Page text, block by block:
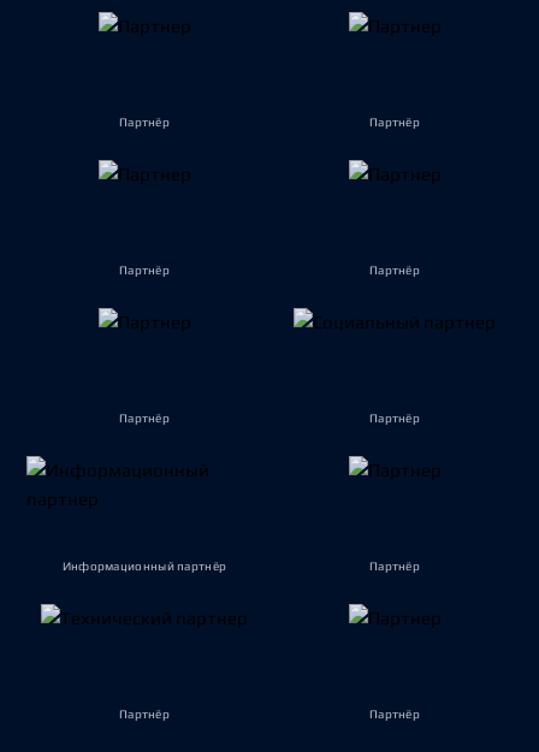
Партнёр Партнёр
Партнёр Партнёр
Партнёр Партнёр
Информационный партнёр Партнёр
Партнёр Партнёр